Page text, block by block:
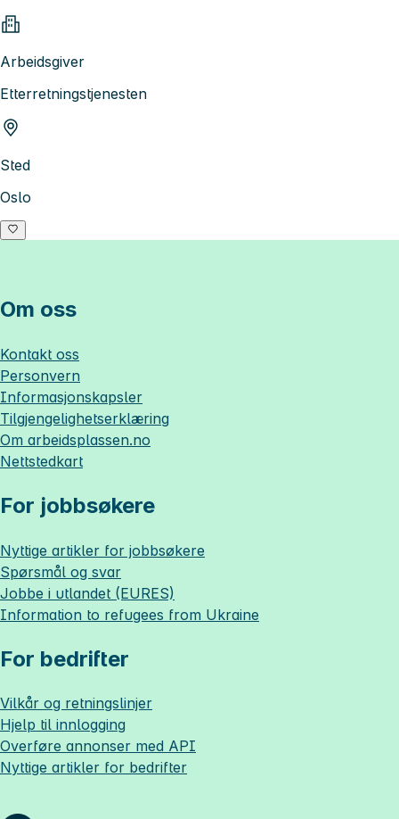
Arbeidsgiver
Etterretningstjenesten
Sted
Oslo
Om oss
Kontakt oss
Personvern
Informasjonskapsler
Tilgjengelighetserklæring
Om arbeidsplassen.no
Nettstedkart
For jobbsøkere
Nyttige artikler for jobbsøkere
Spørsmål og svar
Jobbe i utlandet (EURES)
Information to refugees from Ukraine
For bedrifter
Vilkår og retningslinjer
Hjelp til innlogging
Overføre annonser med API
Nyttige artikler for bedrifter